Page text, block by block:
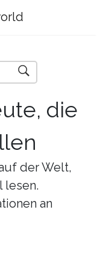
die
der Welt,
lesen.
an